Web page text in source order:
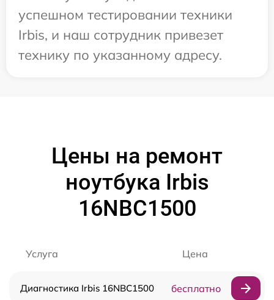
успешном тестировании техники
Irbis, и наш сотрудник привезет
технику по указанному адресу.
Цены на ремонт
ноутбука Irbis
16NBC1500
Услуга Цена
Диагностика Irbis 16NBC1500 бесплатно